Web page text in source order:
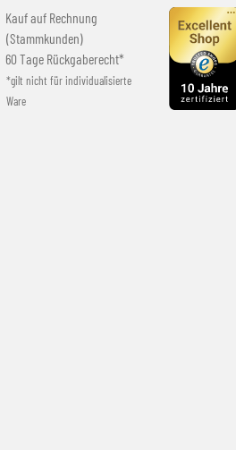
Kauf auf Rechnung
(Stammkunden)
60 Tage Rückgaberecht*
*gilt nicht für individualisierte
Ware